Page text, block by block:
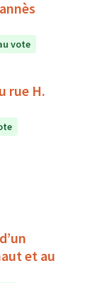
vote
rue H.
et au